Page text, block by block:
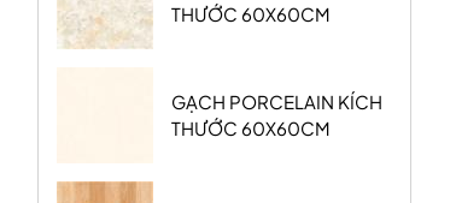
THƯỚC 60X60CM
GẠCH PORCELAIN KÍCH
THƯỚC 60X60CM